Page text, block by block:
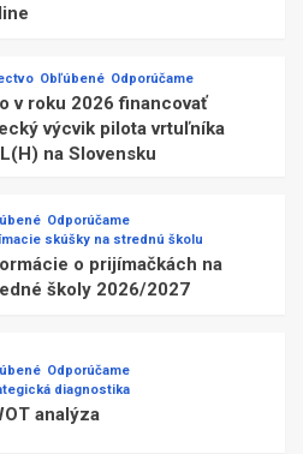
Obľúbené Odporúčame
v roku 2026 financovať
výcvik pilota vrtuľníka
na Slovensku
Odporúčame
skúšky na strednú školu
o prijímačkách na
školy 2026/2027
Odporúčame
diagnostika
analýza